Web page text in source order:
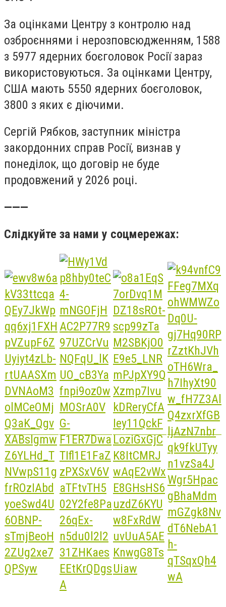
За оцінками Центру з контролю над
озброєннями і нерозповсюдженням, 1588
з 5977 ядерних боєголовок Росії зараз
використовуються. За оцінками Центру,
США мають 5550 ядерних боєголовок,
3800 з яких є діючими.
Сергій Рябков, заступник міністра
закордонних справ Росії, визнав у
понеділок, що договір не буде
продовжений у 2026 році.
———
Слідкуйте за нами у соцмережах: